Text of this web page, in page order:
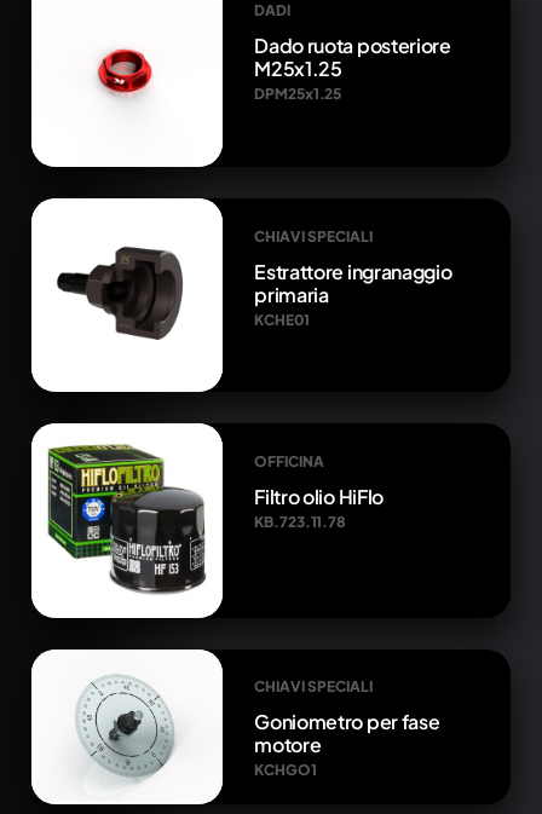
DADI
Dado ruota posteriore
M25x1.25
DPM25x1.25
CHIAVI SPECIALI
Estrattore ingranaggio
primaria
KCHE01
OFFICINA
Filtro olio HiFlo
KB.723.11.78
CHIAVI SPECIALI
Goniometro per fase
motore
KCHGO1